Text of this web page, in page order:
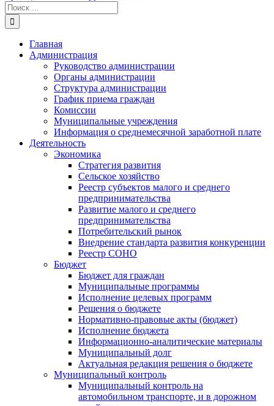
Результат
поиска:
Главная
Администрация
Руководство администрации
Органы администрации
Структура администрации
График приема граждан
Комиссии
Муниципальные учреждения
Информация о среднемесячной заработной плате
Деятельность
Экономика
Стратегия развития
Сельское хозяйство
Реестр субъектов малого и среднего
предпринимательства
Развитие малого и среднего
предпринимательства
Потребительский рынок
Внедрение стандарта развития конкуренции
Реестр СОНО
Бюджет
Бюджет для граждан
Муниципальные программы
Исполнение целевых программ
Решения о бюджете
Нормативно-правовые акты (бюджет)
Исполнение бюджета
Информационно-аналитические материалы
Муниципальный долг
Актуальная редакция решения о бюджете
Муниципальный контроль
Муниципальный контроль на
автомобильном транспорте, и в дорожном